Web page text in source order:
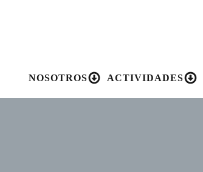
NOSOTROS ACTIVIDADES